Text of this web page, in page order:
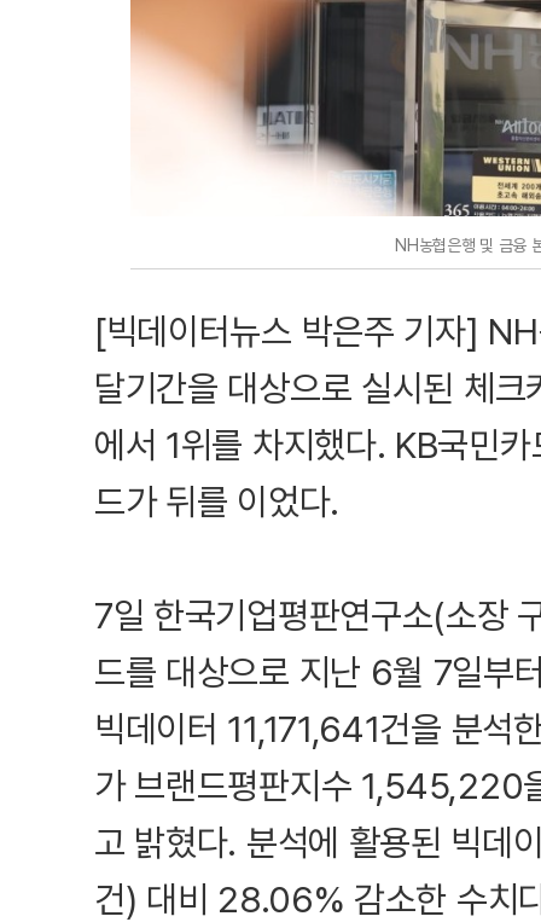
NH농협은행 및 금융
[빅데이터뉴스 박은주 기자]
달기간을 대상으로 실시된 체
에서 1위를 차지했다. KB국민
드가 뒤를 이었다.
7일 한국기업평판연구소(소장
드를 대상으로 지난 6월 7일부
빅데이터 11,171,641건을 분석
가 브랜드평판지수 1,545,220
고 밝혔다. 분석에 활용된 빅
건) 대비 28.06% 감소한 수치